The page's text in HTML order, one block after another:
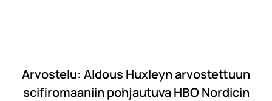
Arvostelu: Aldous Huxleyn arvostettuun
scifiromaaniin pohjautuva HBO Nordicin